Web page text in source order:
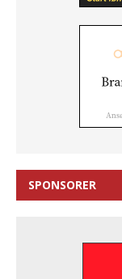
SPONSORER